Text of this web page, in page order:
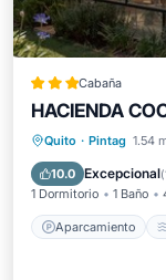
Cabaña
HACIENDA
Quito · Pintag 1.54
10.0 Excepcional(
1 Dormitorio 1 Baño
Aparcamiento
Balcón/